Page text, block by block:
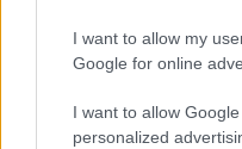
I want to allow my
Google for online
I want to allow
personalized
Ne feledkezzük meg
lebonyolításáról sem.
adnod, hogy milyen
választhatnak vevőid,
mennyi a díja, illetve